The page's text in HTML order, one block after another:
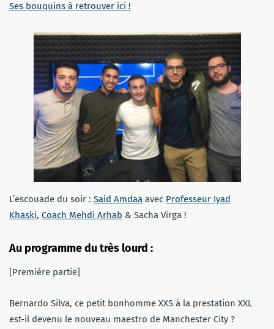
Ses bouquins à retrouver ici !
L’escouade du soir : Said Amdaa avec Professeur Iyad
Khaski, Coach Mehdi Arhab & Sacha Virga !
Au programme du très lourd :
[Première partie]
Bernardo Silva, ce petit bonhomme XXS à la prestation XXL
est-il devenu le nouveau maestro de Manchester City ?